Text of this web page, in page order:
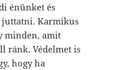
énünket és
Karmikus
minden, amit
ránk. Védelmet is
hogy ha